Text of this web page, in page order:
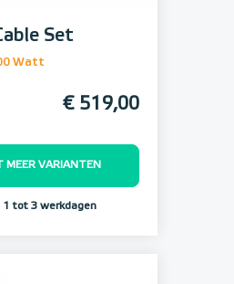
Set
Watt
€ 519,00
MEER VARIANTEN
1 tot 3 werkdagen